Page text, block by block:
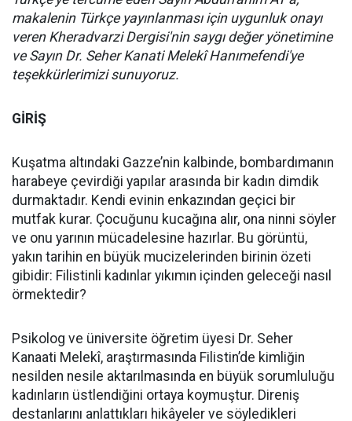
makalenin Türkçe yayınlanması için uygunluk onayı
veren Kheradvarzi Dergisi'nin saygı değer yönetimine
ve Sayın Dr. Seher Kanati Melekî Hanımefendi'ye
teşekkürlerimizi sunuyoruz.
GİRİŞ
Kuşatma altındaki Gazze’nin kalbinde, bombardımanın
harabeye çevirdiği yapılar arasında bir kadın dimdik
durmaktadır. Kendi evinin enkazından geçici bir
mutfak kurar. Çocuğunu kucağına alır, ona ninni söyler
ve onu yarının mücadelesine hazırlar. Bu görüntü,
yakın tarihin en büyük mucizelerinden birinin özeti
gibidir: Filistinli kadınlar yıkımın içinden geleceği nasıl
örmektedir?
Psikolog ve üniversite öğretim üyesi Dr. Seher
Kanaati Melekî, araştırmasında Filistin’de kimliğin
nesilden nesile aktarılmasında en büyük sorumluluğu
kadınların üstlendiğini ortaya koymuştur. Direniş
destanlarını anlattıkları hikâyeler ve söyledikleri